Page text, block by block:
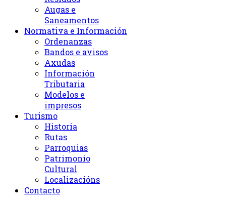
Augas e
Saneamentos
Normativa e Información
Ordenanzas
Bandos e avisos
Axudas
Información
Tributaria
Modelos e
impresos
Turismo
Historia
Rutas
Parroquias
Patrimonio
Cultural
Localizacións
Contacto